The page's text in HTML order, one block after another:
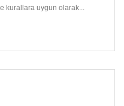
kurallara uygun olarak...